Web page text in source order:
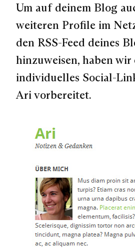
Um auf deinem Blog
weiteren Profile im
den RSS-Feed deines
hinzuweisen, haben wir
individuelles Social-
Ari vorbereitet.